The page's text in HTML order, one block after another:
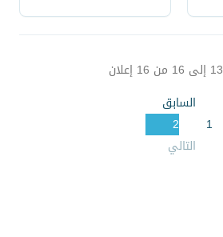
13 إلى 16 من 16 إعلان
السابق
1
2
التالي